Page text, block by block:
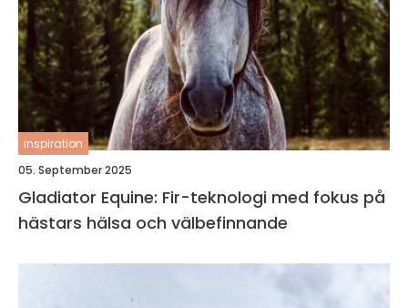
inspiration
05. September 2025
Gladiator Equine: Fir-teknologi med fokus på
hästars hälsa och välbefinnande